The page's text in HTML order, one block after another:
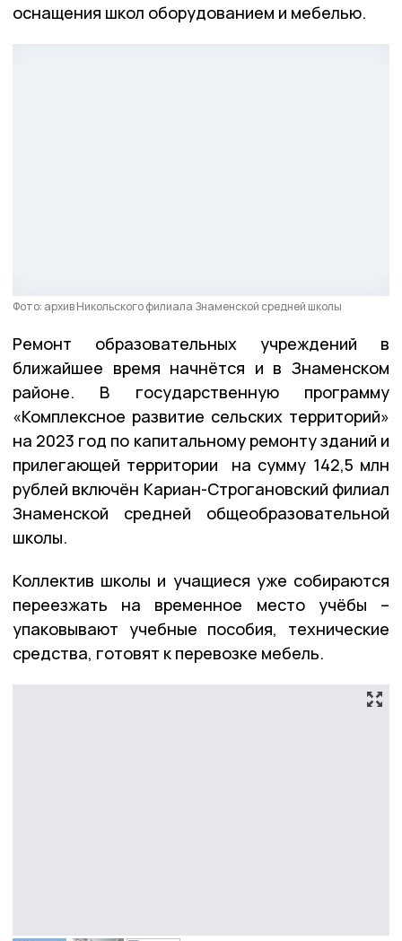
оснащения школ оборудованием и мебелью.
Фото: архив Никольского филиала Знаменской средней школы
Ремонт образовательных учреждений в
ближайшее время начнётся и в Знаменском
районе. В государственную программу
«Комплексное развитие сельских территорий»
на 2023 год по капитальному ремонту зданий и
прилегающей территории на сумму 142,5 млн
рублей включён Кариан-Строгановский филиал
Знаменской средней общеобразовательной
школы.
Коллектив школы и учащиеся уже собираются
переезжать на временное место учёбы –
упаковывают учебные пособия, технические
средства, готовят к перевозке мебель.